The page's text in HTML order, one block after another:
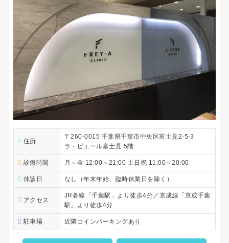
住所
〒260-0015 千葉県千葉市中央区富士見2-5-3
ラ・ピエール富士見 5階
診療時間 月～金 12:00～21:00 土日祝 11:00～20:00
休診日 なし（年末年始、臨時休業日を除く）
アクセス
JR各線「千葉駅」より徒歩4分／京成線「京成千葉
駅」より徒歩4分
駐車場 近隣コインパーキングあり